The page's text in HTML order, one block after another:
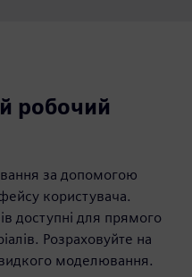
робочий
за допомогою
користувача.
доступні для прямого
Розраховуйте на
моделювання.